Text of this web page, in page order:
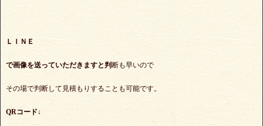
ＬＩＮＥ
で画像を送っていただきますと判 断も早いので
その場で判断して見積もりすることも可能です。
QRコード↓